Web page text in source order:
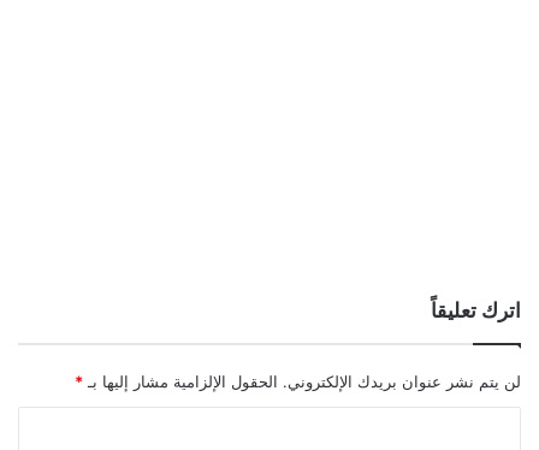
اترك تعليقاً
لن يتم نشر عنوان بريدك الإلكتروني. الحقول الإلزامية مشار إليها بـ *